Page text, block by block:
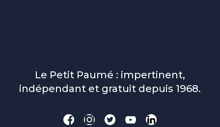
Le Petit Paumé : impertinent,
indépendant et gratuit depuis 1968.